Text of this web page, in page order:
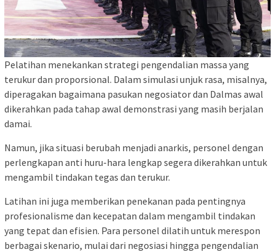
Pelatihan menekankan strategi pengendalian massa yang
terukur dan proporsional. Dalam simulasi unjuk rasa, misalnya,
diperagakan bagaimana pasukan negosiator dan Dalmas awal
dikerahkan pada tahap awal demonstrasi yang masih berjalan
damai.
Namun, jika situasi berubah menjadi anarkis, personel dengan
perlengkapan anti huru-hara lengkap segera dikerahkan untuk
mengambil tindakan tegas dan terukur.
Latihan ini juga memberikan penekanan pada pentingnya
profesionalisme dan kecepatan dalam mengambil tindakan
yang tepat dan efisien. Para personel dilatih untuk merespon
berbagai skenario, mulai dari negosiasi hingga pengendalian